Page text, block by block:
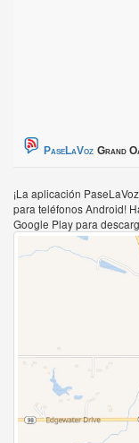
PaseLaVoz Grand
¡La aplicación
para teléfonos Android!
Google Play para